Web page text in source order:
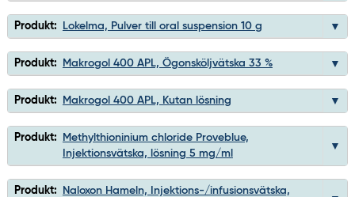
Produkt: Lokelma, Pulver till oral suspension 10 g
Produkt: Makrogol 400 APL, Ögonsköljvätska 33 %
Produkt: Makrogol 400 APL, Kutan lösning
Produkt:
Methylthioninium chloride Proveblue,
Injektionsvätska, lösning 5 mg/ml
Produkt:
Naloxon Hameln, Injektions-/infusionsvätska,